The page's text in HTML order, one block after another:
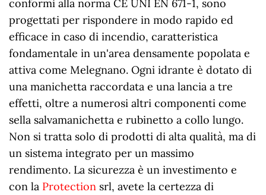
conformi alla norma CE UNI EN 671-1, sono
progettati per rispondere in modo rapido ed
efficace in caso di incendio, caratteristica
fondamentale in un'area densamente popolata e
attiva come Melegnano. Ogni idrante è dotato di
una manichetta raccordata e una lancia a tre
effetti, oltre a numerosi altri componenti come
sella salvamanichetta e rubinetto a collo lungo.
Non si tratta solo di prodotti di alta qualità, ma di
un sistema integrato per un massimo
rendimento. La sicurezza è un investimento e
con la Protection srl, avete la certezza di